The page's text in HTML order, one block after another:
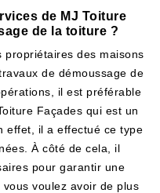
de MJ Toiture
de la toiture ?
propriétaires des maisons
de démoussage de
il est préférable
Façades qui est un
effet, il a effectué ce type
À côté de cela, il
pour garantir une
voulez avoir de plus